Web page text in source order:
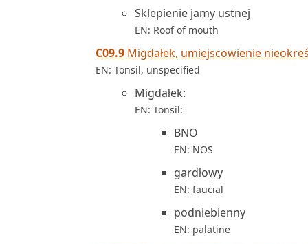
Sklepienie jamy ustnej
EN: Roof of mouth
C09.9 Migdałek, umiejscowienie
EN: Tonsil, unspecified
Migdałek:
EN: Tonsil:
BNO
EN: NOS
gardłowy
EN: faucial
podniebienny
EN: palatine